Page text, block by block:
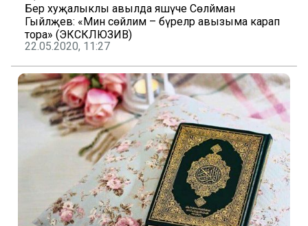
Бер хуҗалыклы авылда яшәүче Сөләйман
Гыйләҗев: «Мин сөйлим – бүреләр авызыма карап
тора» (ЭКСКЛЮЗИВ)
22.05.2020, 11:27